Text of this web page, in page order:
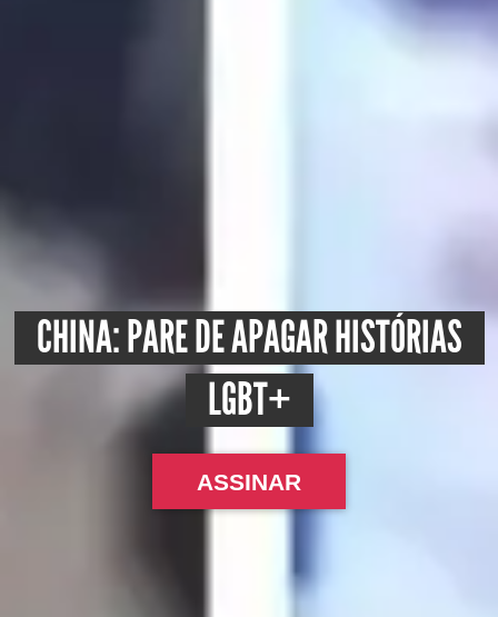
CHINA: PARE DE APAGAR HISTÓRIAS
LGBT+
ASSINAR